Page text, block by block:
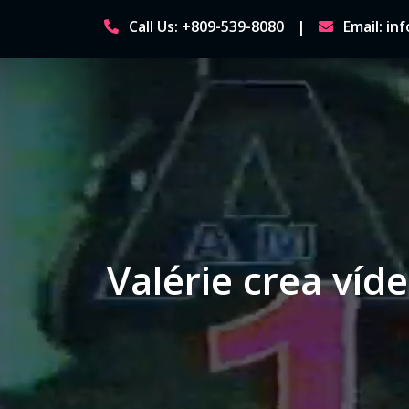
content
Call Us: +809-539-8080 Email:
Valérie crea